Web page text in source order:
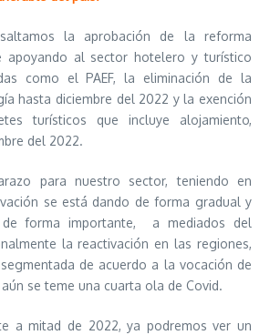
la aprobación de la reforma
apoyando al sector hotelero y turístico
como el PAEF, la eliminación de la
hasta diciembre del 2022 y la exención
turísticos que incluye alojamiento,
del 2022.
para nuestro sector, teniendo en
se está dando de forma gradual y
forma importante, a mediados del
la reactivación en las regiones,
de acuerdo a la vocación de
se teme una cuarta ola de Covid.
a mitad de 2022, ya podremos ver un